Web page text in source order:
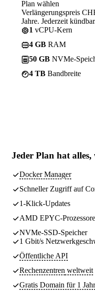
Plan wählen
Verlängerungspreis
Jahre. Jederzeit
1 vCPU-Kern
4 GB RAM
50 GB NVMe-
4 TB Bandbreite
Jeder Plan hat alles,
Docker Manager
Schneller Zugriff auf
1-Klick-Updates
AMD EPYC-
NVMe-SSD-Speicher
1 Gbit/s
Öffentliche API
Rechenzentren weltweit
Gratis Domain für 1 Jahr